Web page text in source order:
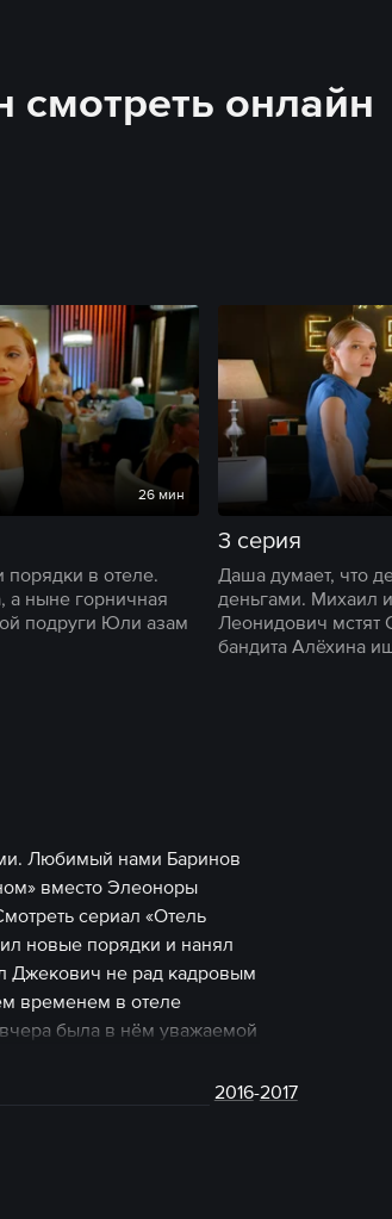
смотреть онлайн
26 мин
порядки в отеле.
а ныне горничная
подруги Юли азам
3 серия
Даша думает, что
деньгами. Михаил
Леонидович
бандита Алёхина
Любимый нами Баринов
вместо Элеоноры
сериал «Отель
новые порядки и нанял
Джекович не рад кадровым
временем в отеле
была в нём уважаемой
на новом месте
2016-2017